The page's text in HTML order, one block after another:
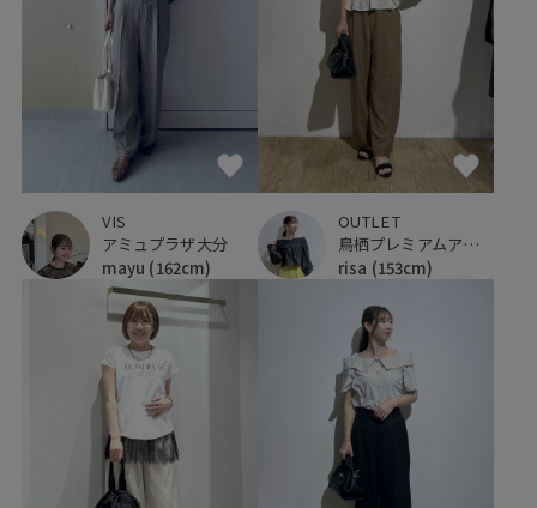
VIS
アミュプラザ大分
mayu (162cm)
OUTLET
鳥栖プレミアムアウトレット
risa (153cm)